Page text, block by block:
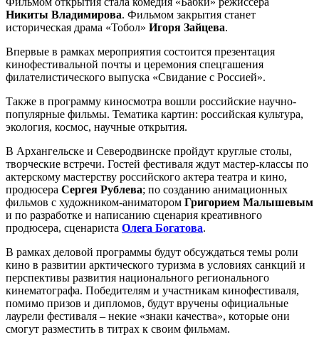
Никиты Владимирова. Фильмом закрытия станет
историческая драма «Тобол» Игоря Зайцева.
Впервые в рамках мероприятия состоится презентация
кинофестивальной почты и церемония спецгашения
филателистического выпуска «Свидание с Россией».
Также в программу киносмотра вошли российские научно-
популярные фильмы. Тематика картин: российская культура,
экология, космос, научные открытия.
В Архангельске и Северодвинске пройдут круглые столы,
творческие встречи. Гостей фестиваля ждут мастер-классы по
актерскому мастерству российского актера театра и кино,
продюсера Сергея Рублева; по созданию анимационных
фильмов с художником-аниматором Григорием Малышевым
и по разработке и написанию сценария креативного
продюсера, сценариста Олега Богатова.
В рамках деловой программы будут обсуждаться темы роли
кино в развитии арктического туризма в условиях санкций и
перспективы развития национального регионального
кинематографа. Победителям и участникам кинофестиваля,
помимо призов и дипломов, будут вручены официальные
лаурели фестиваля – некие «знаки качества», которые они
смогут разместить в титрах к своим фильмам.